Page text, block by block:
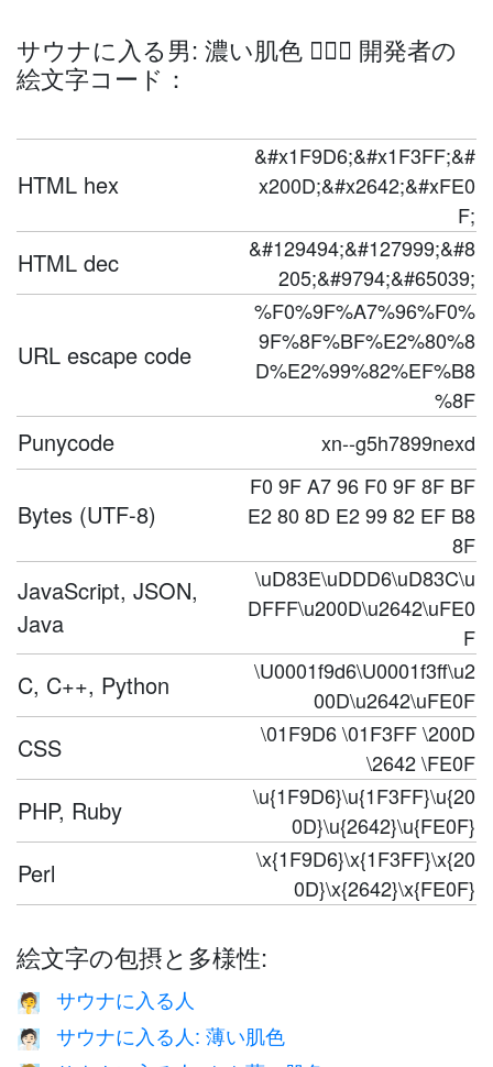
サウナに入る男: 濃い肌色 🧖🏿‍♂️ 開発者の
絵文字コード：
HTML hex
&#x1F9D6;&#x1F3FF;&#
x200D;&#x2642;&#xFE0
F;
HTML dec
&#129494;&#127999;&#8
205;&#9794;&#65039;
URL escape code
%F0%9F%A7%96%F0%
9F%8F%BF%E2%80%8
D%E2%99%82%EF%B8
%8F
Punycode xn--g5h7899nexd
Bytes (UTF-8)
F0 9F A7 96 F0 9F 8F BF
E2 80 8D E2 99 82 EF B8
8F
JavaScript, JSON,
Java
\uD83E\uDDD6\uD83C\u
DFFF\u200D\u2642\uFE0
F
C, C++, Python
\U0001f9d6\U0001f3ff\u2
00D\u2642\uFE0F
CSS
\01F9D6 \01F3FF \200D
\2642 \FE0F
PHP, Ruby
\u{1F9D6}\u{1F3FF}\u{20
0D}\u{2642}\u{FE0F}
Perl
\x{1F9D6}\x{1F3FF}\x{20
0D}\x{2642}\x{FE0F}
絵文字の包摂と多様性:
🧖 サウナに入る人
🧖🏻 サウナに入る人: 薄い肌色